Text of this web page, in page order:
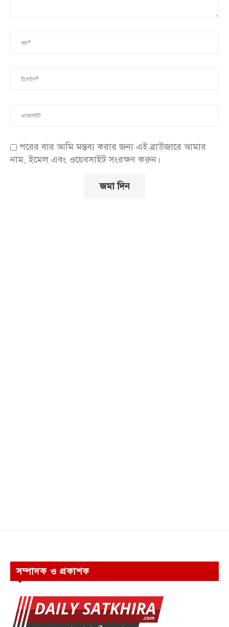
পরের বার আমি মন্তব্য করার জন্য এই ব্রাউজারে আমার
নাম, ইমেল এবং ওয়েবসাইট সংরক্ষণ করুন।
সম্পাদক ও প্রকাশক